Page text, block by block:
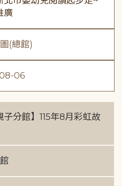
廣
(總館)
06
子分館】115年8月彩虹故